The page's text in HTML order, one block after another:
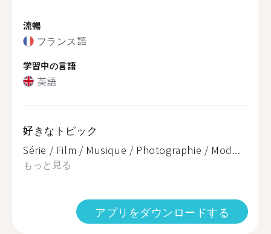
流暢
フランス語
学習中の言語
英語
好きなトピック
Série / Film / Musique / Photographie / Mod...
もっと見る
アプリをダウンロードする